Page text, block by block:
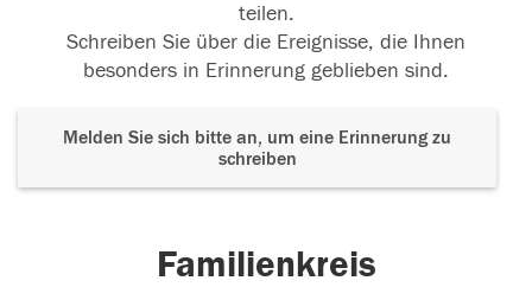
teilen.
Schreiben Sie über die Ereignisse, die Ihnen
besonders in Erinnerung geblieben sind.
Melden Sie sich bitte an, um eine Erinnerung zu
schreiben
Familienkreis